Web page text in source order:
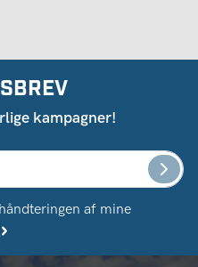
kampagner!
af ​​mine